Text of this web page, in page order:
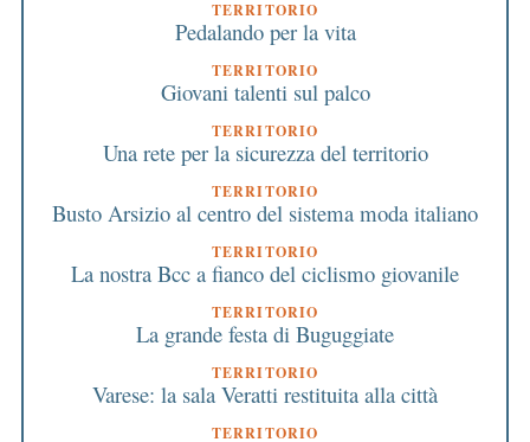
TERRITORIO
Pedalando per la vita
TERRITORIO
Giovani talenti sul palco
TERRITORIO
Una rete per la sicurezza del territorio
TERRITORIO
Busto Arsizio al centro del sistema moda italiano
TERRITORIO
La nostra Bcc a fianco del ciclismo giovanile
TERRITORIO
La grande festa di Buguggiate
TERRITORIO
Varese: la sala Veratti restituita alla città
TERRITORIO